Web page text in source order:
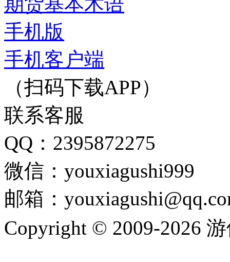
手机版
手机客户端
（扫码下载APP）
联系客服
QQ：2395872275
微信：youxiagushi999
邮箱：
Copyright © 2009-2026